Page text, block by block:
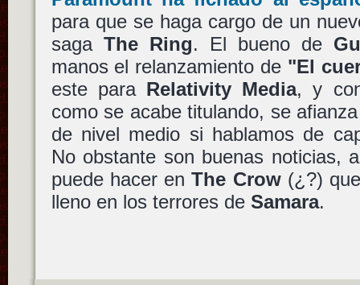
para que se haga cargo de un
saga The Ring. El bueno de
manos el relanzamiento de "El
este para Relativity Media, y
como se acabe titulando, se
de nivel medio si hablamos de
No obstante son buenas noticias,
puede hacer enThe Crow(¿?)
lleno en los terrores de Samara.